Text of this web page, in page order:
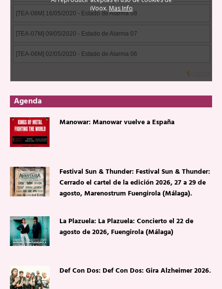
Agenda
Manowar: Manowar vuelve a España
Festival Sun & Thunder: Festival Sun & Thunder:
Cerrado el cartel de la edición 2026, 27 a 29 de
agosto, Marenostrum Fuengirola (Málaga).
La Plazuela: La Plazuela: Concierto el 22 de
agosto de 2026, Fuengirola (Málaga)
Def Con Dos: Def Con Dos: Gira Alzheimer 2026.